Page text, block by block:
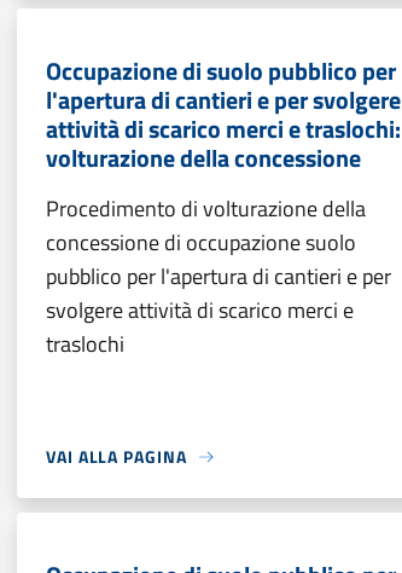
Occupazione di suolo pubblico per
l'apertura di cantieri e per svolgere
attività di scarico merci e traslochi:
volturazione della concessione
Procedimento di volturazione della
concessione di occupazione suolo
pubblico per l'apertura di cantieri e per
svolgere attività di scarico merci e
traslochi
VAI ALLA PAGINA